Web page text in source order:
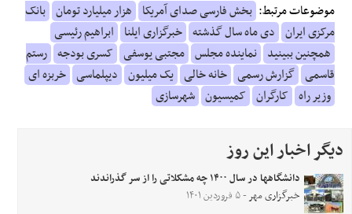
موضوعات مرتبط: بخش فارسی صدای آمریکا هزار میلیارد تومان بانک
مرکزی ایران دی ماه سال گذشته خبرگزاری ایلنا ابراهیم رئیسی
همچنین ببینید نماینده مجلس مجتبی یوسفی کسری بودجه رستم
قاسمی گزارش رسمی خانه خالی یک میلیون دیپلماسی خربزه ای
وزیر راه کارگران کمیسیون شهرسازی
دیگر اخبار این روز
دانشگاهها در سال ۱۴۰۰ چه مشکلاتی را از سر گذراندند
خبرگزاری مهر- ۵ فروردین ۱۴۰۱